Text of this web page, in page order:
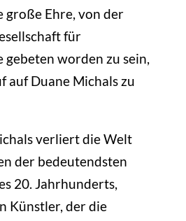
große Ehre, von der
für
worden zu sein,
auf Duane Michals zu
verliert die Welt
der bedeutendsten
20. Jahrhunderts,
Künstler, der die